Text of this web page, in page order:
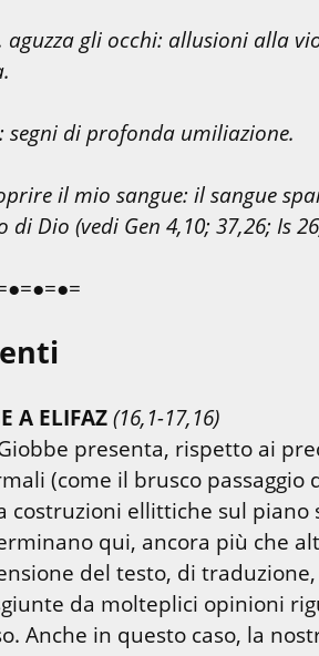
gli occhi: allusioni alla
segni di profonda umiliazione.
il mio sangue: il sangue
Dio (vedi Gen 4,10; 37,26; Is
A ELIFAZ(16,1-17,16)
presenta, rispetto ai
(come il brusco passaggio
costruzioni ellittiche sul piano
qui, ancora più che
del testo, di
da molteplici opinioni
Anche in questo caso, la